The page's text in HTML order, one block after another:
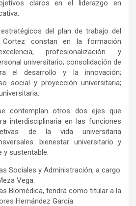
claros en el liderazgo en
del plan de trabajo del
Cortez constan en la formación
profesionalización y
universitario; consolidación de
el desarrollo y la innovación;
social y proyección universitaria;
contemplan otros dos ejes que
interdisciplinaria en las funciones
de la vida universitaria
bienestar universitario y
y sustentable.
Sociales y Administración, a cargo
Vega.
Biomédica, tendrá como titular a la
Hernández García.